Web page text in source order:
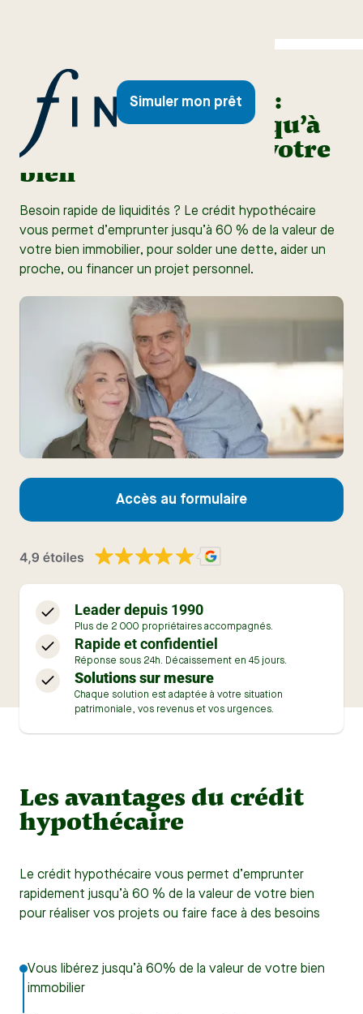
Simuler mon prêt
Crédit hypothécaire :
pour emprunter jusqu’à
60% de la valeur de votre
bien
Besoin rapide de liquidités ? Le crédit hypothécaire
vous permet d’emprunter jusqu’à 60 % de la valeur de
votre bien immobilier, pour solder une dette, aider un
proche, ou financer un projet personnel.
Accès au formulaire
Leader depuis 1990
Plus de 2 000 propriétaires accompagnés.
Rapide et confidentiel
Réponse sous 24h. Décaissement en 45 jours.
Solutions sur mesure
Chaque solution est adaptée à votre situation
patrimoniale, vos revenus et vos urgences.
Les avantages du crédit
hypothécaire
Le crédit hypothécaire vous permet d’emprunter
rapidement jusqu’à 60 % de la valeur de votre bien
pour réaliser vos projets ou faire face à des besoins
Vous libérez jusqu’à 60% de la valeur de votre bien
immobilier